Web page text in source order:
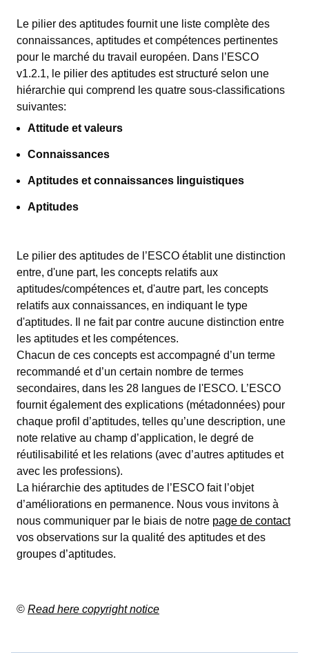
Le pilier des aptitudes fournit une liste complète des
connaissances, aptitudes et compétences pertinentes
pour le marché du travail européen. Dans l’ESCO
v1.2.1, le pilier des aptitudes est structuré selon une
hiérarchie qui comprend les quatre sous-classifications
suivantes:
Attitude et valeurs
Connaissances
Aptitudes et connaissances linguistiques
Aptitudes
Le pilier des aptitudes de l’ESCO établit une distinction
entre, d'une part, les concepts relatifs aux
aptitudes/compétences et, d'autre part, les concepts
relatifs aux connaissances, en indiquant le type
d'aptitudes. Il ne fait par contre aucune distinction entre
les aptitudes et les compétences.
Chacun de ces concepts est accompagné d’un terme
recommandé et d’un certain nombre de termes
secondaires, dans les 28 langues de l'ESCO. L’ESCO
fournit également des explications (métadonnées) pour
chaque profil d’aptitudes, telles qu’une description, une
note relative au champ d’application, le degré de
réutilisabilité et les relations (avec d’autres aptitudes et
avec les professions).
La hiérarchie des aptitudes de l’ESCO fait l’objet
d’améliorations en permanence. Nous vous invitons à
nous communiquer par le biais de notre page de contact
vos observations sur la qualité des aptitudes et des
groupes d’aptitudes.
© Read here copyright notice